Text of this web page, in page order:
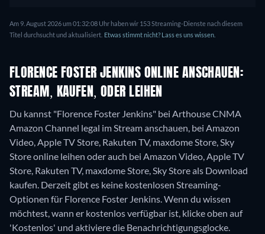
Am 9. August 2026 um 01:32:08 Uhr haben wir 153 Streaming-Dienste nach diesem
Titel durchsucht und aktualisiert. Etwas stimmt nicht? Lass es uns wissen.
FLORENCE FOSTER JENKINS ONLINE ANSCHAUEN:
STREAM, KAUFEN, ODER LEIHEN
Du kannst "Florence Foster Jenkins" bei Arthouse CNMA
Amazon Channel legal im Stream anschauen, bei Amazon
Video, Apple TV Store, Rakuten TV, maxdome Store, Sky
Store online leihen oder auch bei Amazon Video, Apple TV
Store, Rakuten TV, maxdome Store, Sky Store als Download
kaufen. Derzeit gibt es keine kostenlosen Streaming-
Optionen für Florence Foster Jenkins. Wenn du wissen
möchtest, wann er kostenlos verfügbar ist, klicke oben auf
'Kostenlos' und aktiviere die Benachrichtigungsglocke.